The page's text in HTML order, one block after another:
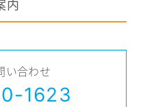
内
い合わせ
1623